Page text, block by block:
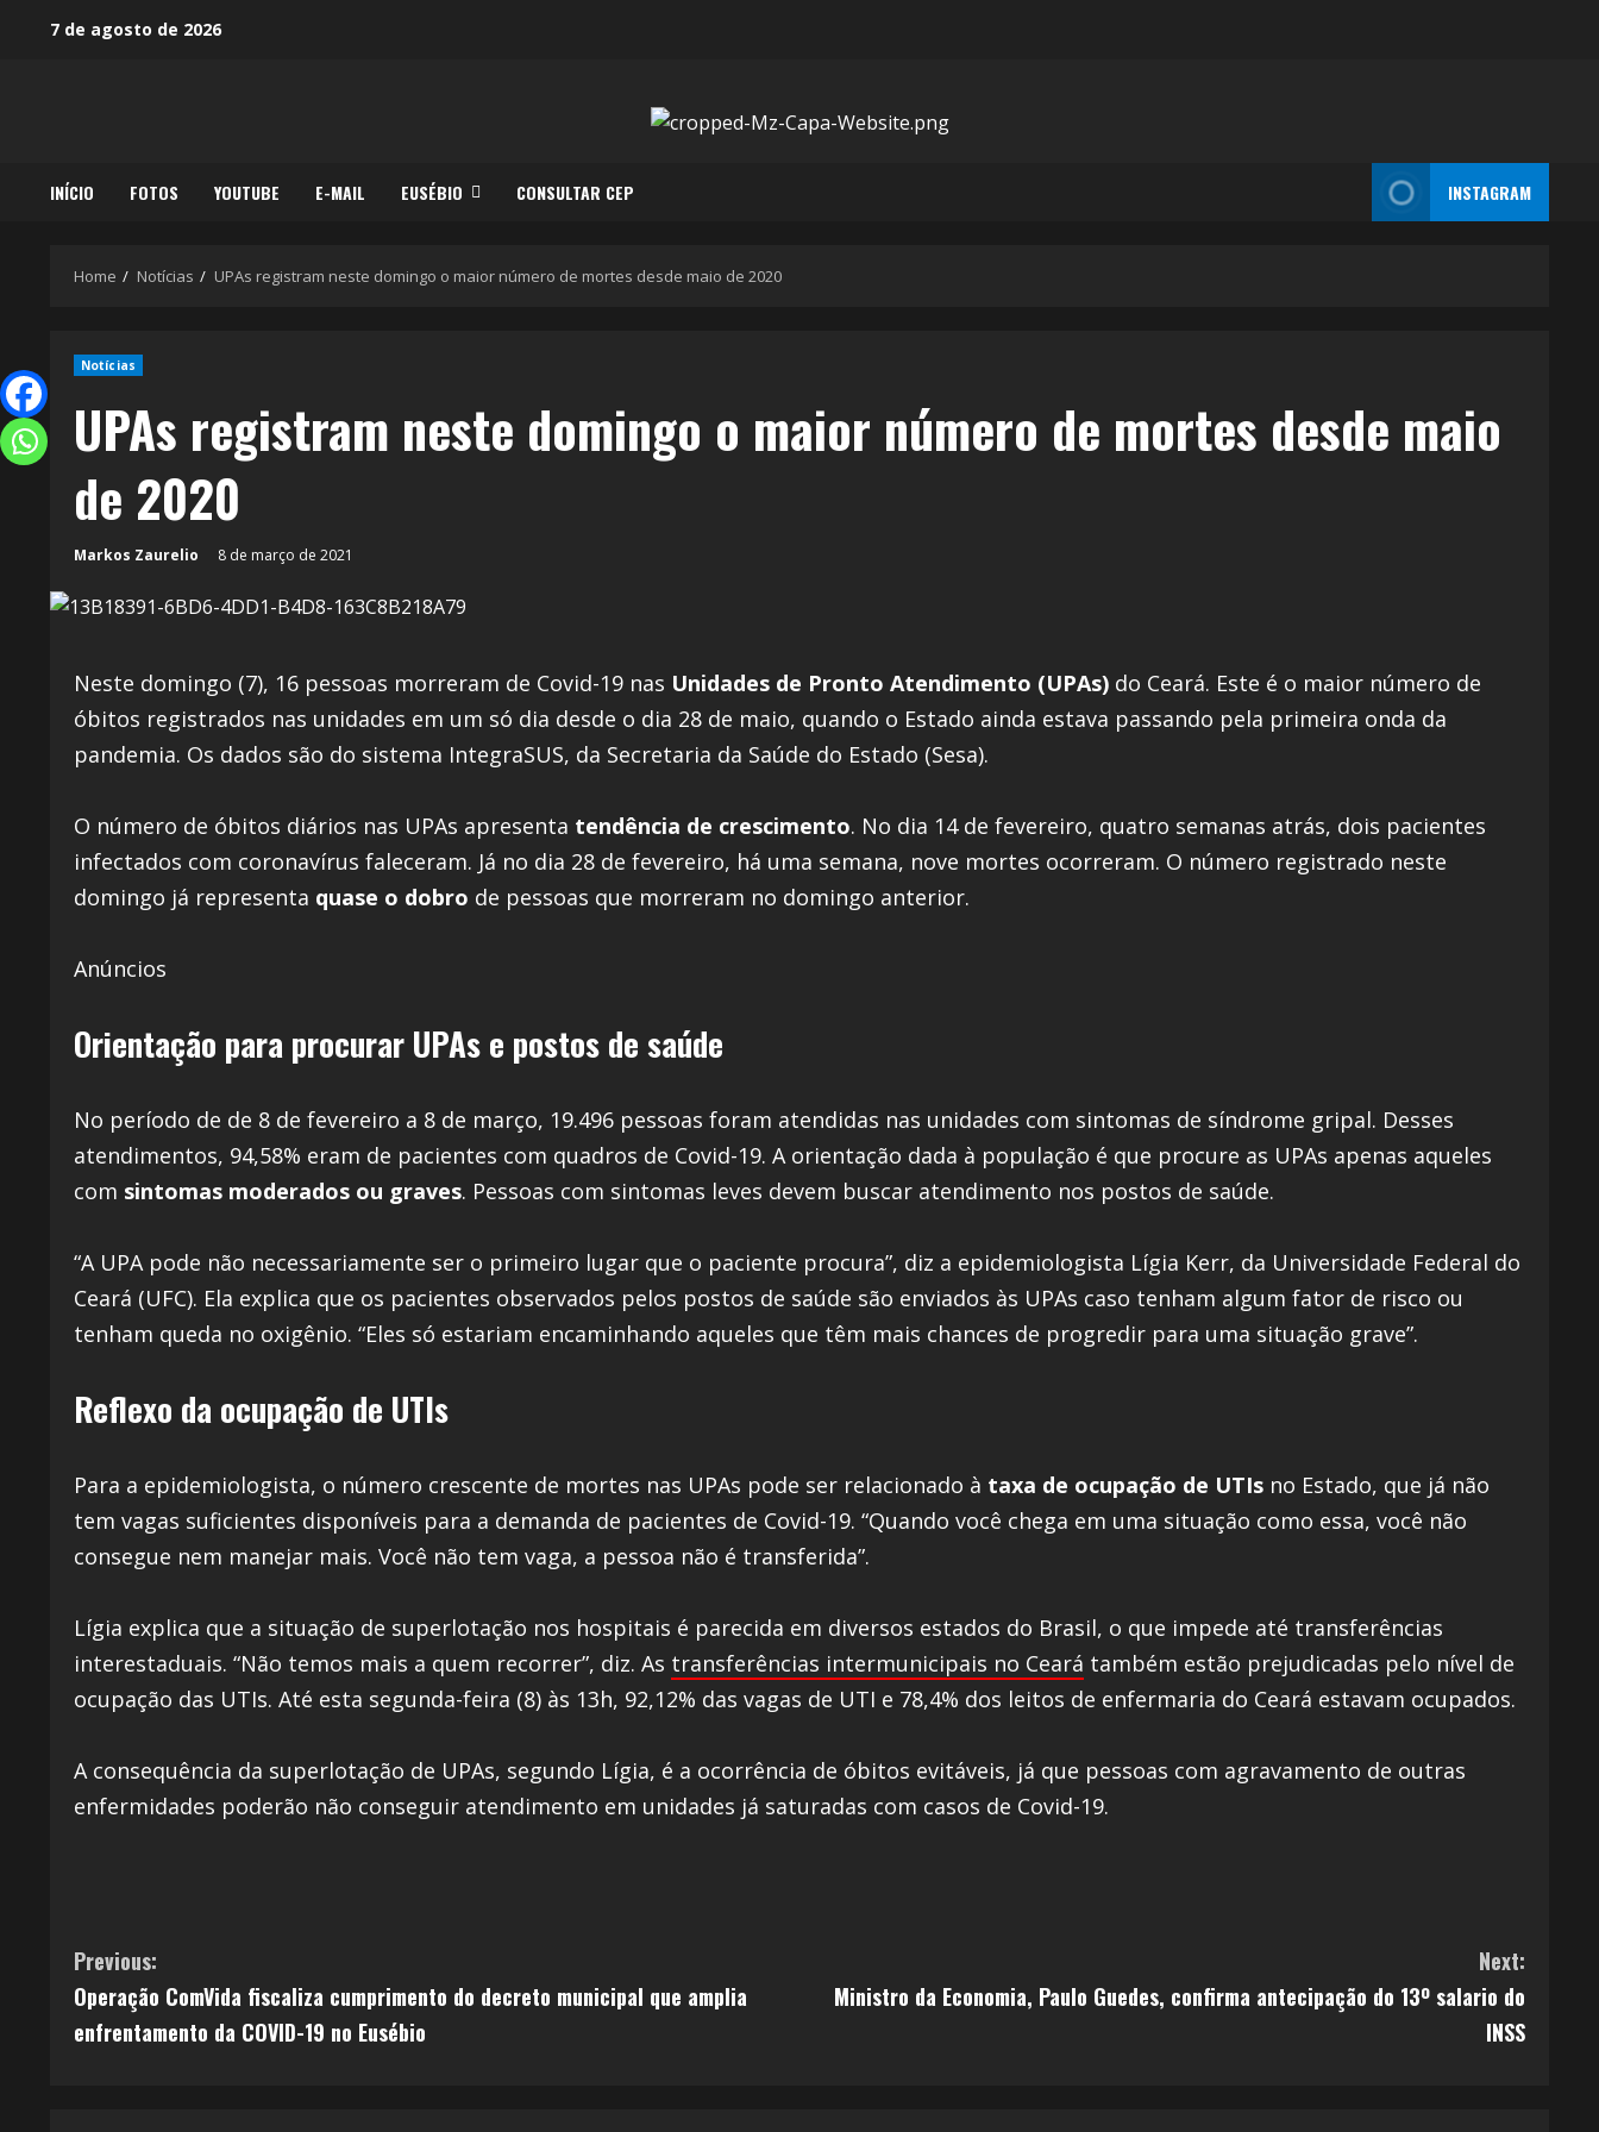
7 de agosto de 2026
INÍCIO FOTOS YOUTUBE E-MAIL EUSÉBIO CONSULTAR CEP INSTAGRAM
Home Notícias UPAs registram neste domingo o maior número de mortes desde maio de 2020
Notícias
UPAs registram neste domingo o maior número de mortes desde maio
de 2020
Markos Zaurelio 8 de março de 2021
Neste domingo (7), 16 pessoas morreram de Covid-19 nas Unidades de Pronto Atendimento (UPAs) do Ceará. Este é o maior número de
óbitos registrados nas unidades em um só dia desde o dia 28 de maio, quando o Estado ainda estava passando pela primeira onda da
pandemia. Os dados são do sistema IntegraSUS, da Secretaria da Saúde do Estado (Sesa).
O número de óbitos diários nas UPAs apresenta tendência de crescimento. No dia 14 de fevereiro, quatro semanas atrás, dois pacientes
infectados com coronavírus faleceram. Já no dia 28 de fevereiro, há uma semana, nove mortes ocorreram. O número registrado neste
domingo já representa quase o dobro de pessoas que morreram no domingo anterior.
Anúncios
Orientação para procurar UPAs e postos de saúde
No período de de 8 de fevereiro a 8 de março, 19.496 pessoas foram atendidas nas unidades com sintomas de síndrome gripal. Desses
atendimentos, 94,58% eram de pacientes com quadros de Covid-19. A orientação dada à população é que procure as UPAs apenas aqueles
com sintomas moderados ou graves. Pessoas com sintomas leves devem buscar atendimento nos postos de saúde.
“A UPA pode não necessariamente ser o primeiro lugar que o paciente procura”, diz a epidemiologista Lígia Kerr, da Universidade Federal do
Ceará (UFC). Ela explica que os pacientes observados pelos postos de saúde são enviados às UPAs caso tenham algum fator de risco ou
tenham queda no oxigênio. “Eles só estariam encaminhando aqueles que têm mais chances de progredir para uma situação grave”.
Reflexo da ocupação de UTIs
Para a epidemiologista, o número crescente de mortes nas UPAs pode ser relacionado à taxa de ocupação de UTIs no Estado, que já não
tem vagas suficientes disponíveis para a demanda de pacientes de Covid-19. “Quando você chega em uma situação como essa, você não
consegue nem manejar mais. Você não tem vaga, a pessoa não é transferida”.
Lígia explica que a situação de superlotação nos hospitais é parecida em diversos estados do Brasil, o que impede até transferências
interestaduais. “Não temos mais a quem recorrer”, diz. As transferências intermunicipais no Ceará também estão prejudicadas pelo nível de
ocupação das UTIs. Até esta segunda-feira (8) às 13h, 92,12% das vagas de UTI e 78,4% dos leitos de enfermaria do Ceará estavam ocupados.
A consequência da superlotação de UPAs, segundo Lígia, é a ocorrência de óbitos evitáveis, já que pessoas com agravamento de outras
enfermidades poderão não conseguir atendimento em unidades já saturadas com casos de Covid-19.
Previous:
Operação ComVida fiscaliza cumprimento do decreto municipal que amplia
enfrentamento da COVID-19 no Eusébio
Next:
Ministro da Economia, Paulo Guedes, confirma antecipação do 13º salario do
INSS